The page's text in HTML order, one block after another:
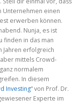
Unternehmen einen
erwerben können.
Nunja, es ist
finden in das man
Jahren erfolgreich
mittels Crowd-
normalem
In diesem
Investing“ von Prof. Dr.
Experte im